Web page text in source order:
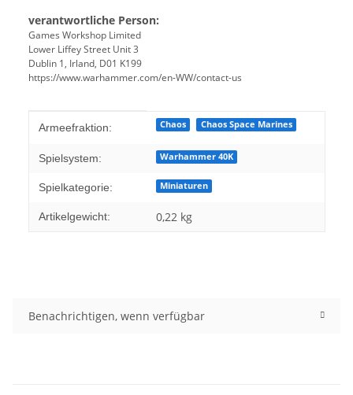
verantwortliche Person:
Games Workshop Limited
Lower Liffey Street Unit 3
Dublin 1, Irland, D01 K199
https://www.warhammer.com/en-WW/contact-us
Produkteigenschaft
Wert
Armeefraktion: Chaos Chaos Space Marines
Spielsystem: Warhammer 40K
Spielkategorie: Miniaturen
Artikelgewicht: 0,22 kg
Benachrichtigen, wenn verfügbar